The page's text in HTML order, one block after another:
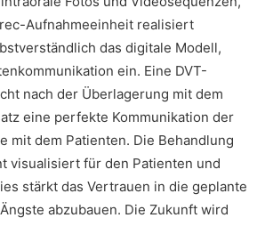
Aufnahmeeinheit realisiert
das digitale Modell,
ein. Eine DVT-
nach der Überlagerung mit dem
eine perfekte Kommunikation der
mit dem Patienten. Die Behandlung
visualisiert für den Patienten und
stärkt das Vertrauen in die geplante
abzubauen. Die Zukunft wird